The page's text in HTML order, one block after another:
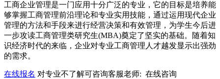
工商企业管理是一门应用十分广泛的专业，它的目标是培养能
够掌握工商管理前沿理论和专业实用技能，通过运用现代企业
管理的方法和手段来进行经营决策和有效管理，为学生今后进
一步攻读工商管理类研究生(MBA)奠定了坚实的基础。随着知
识经济时代的来临，企业对专业工商管理人才越发显示出强劲
的需求。
在线报名 对专业不了解可咨询客服老师: 在线咨询